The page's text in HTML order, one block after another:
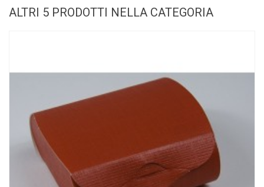
ALTRI 5 PRODOTTI NELLA CATEGORIA